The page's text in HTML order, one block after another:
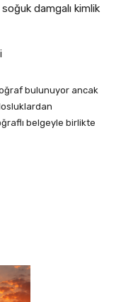
damgalı kimlik
bulunuyor ancak
belgeyle birlikte